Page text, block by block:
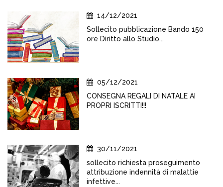
14/12/2021
Sollecito pubblicazione Bando 150
ore Diritto allo Studio...
05/12/2021
CONSEGNA REGALI DI NATALE AI
PROPRI ISCRITTI!!!
30/11/2021
sollecito richiesta proseguimento
attribuzione indennità di malattie
infettive...